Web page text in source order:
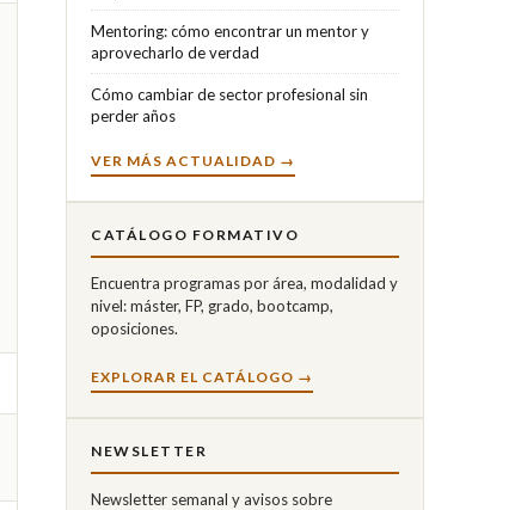
Mentoring: cómo encontrar un mentor y
aprovecharlo de verdad
Cómo cambiar de sector profesional sin
perder años
VER MÁS ACTUALIDAD →
CATÁLOGO FORMATIVO
Encuentra programas por área, modalidad y
nivel: máster, FP, grado, bootcamp,
oposiciones.
EXPLORAR EL CATÁLOGO →
NEWSLETTER
Newsletter semanal y avisos sobre